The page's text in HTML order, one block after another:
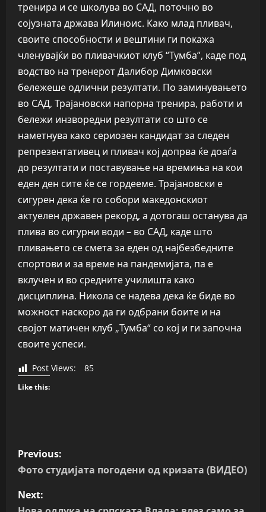
тренира и се школува во САД, поточно во
сојузната држава Илиноис. Како млад пливач,
своите способности и вештини ги покажа
членувајќи во пливачкиот клуб “Тумба”, каде под
водство на тренерот Далибор Димковски
бележеше одлични резултати. По заминувањето
во САД, Трајановски напорна тренира, работи и
бележи инзворедни резултати со што се
наметнува како сериозен кандидат за следен
репрезентативец и пливач кој допрва ќе доаѓа
до резултати и поставување на времиња на кои
еден ден сите ќе се гордееме. Трајановски е
сигурен дека ќе го собори македонскиот
актуелен државен рекорд, а дотогаш останува да
плива во сигурни води – во САД, каде што
пливањето се смета за еден од најбезбедните
спортови и за време на пандемијата, па е
вклучен и во средните училишта како
дисциплина. Никола се надева дека ќе биде во
можност наскоро да ги одбрани боите и на
својот матичен клуб „Тумба“ со кој и ги започна
своите успеси.
Post Views: 85
Like this:
P
o
s
Previous:
Фото студијата погодени од кризата (ВИДЕО)
Next: